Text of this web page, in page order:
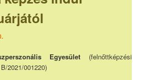
Egyesület (felnőttképzési
2021/001220)